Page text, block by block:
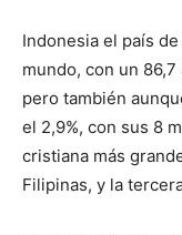
Indonesia el país
mundo, con un
pero también
el 2,9%, con sus 8
cristiana más
Filipinas, y la